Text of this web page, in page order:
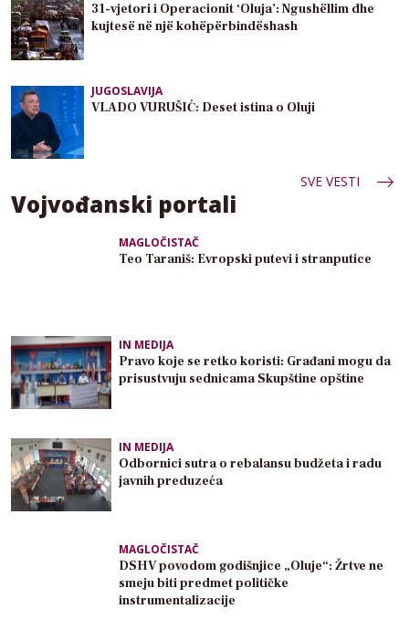
31-vjetori i Operacionit ‘Oluja’: Ngushëllim dhe
kujtesë në një kohëpërbindëshash
JUGOSLAVIJA
VLADO VURUŠIĆ: Deset istina o Oluji
SVE VESTI
Vojvođanski portali
MAGLOČISTAČ
Teo Taraniš: Evropski putevi i stranputice
IN MEDIJA
Pravo koje se retko koristi: Građani mogu da
prisustvuju sednicama Skupštine opštine
IN MEDIJA
Odbornici sutra o rebalansu budžeta i radu
javnih preduzeća
MAGLOČISTAČ
DSHV povodom godišnjice „Oluje“: Žrtve ne
smeju biti predmet političke
instrumentalizacije